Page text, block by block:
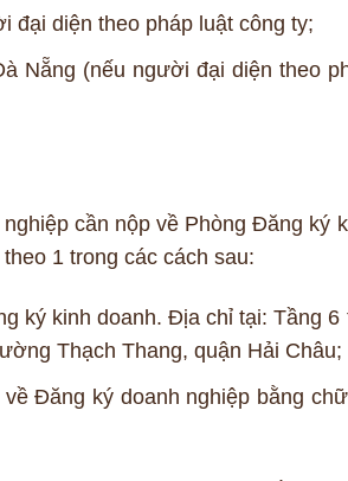
đại diện theo pháp luật công ty;
Nẵng (nếu người đại diện theo
cần nộp về Phòng Đăng ký
1 trong các cách sau:
ký kinh doanh. Địa chỉ tại: Tầng 6
Thạch Thang, quận Hải Châu;
Đăng ký doanh nghiệp bằng